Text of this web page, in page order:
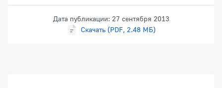
Дата публикации: 27 сентября 2013
Скачать (PDF, 2.48 МБ)